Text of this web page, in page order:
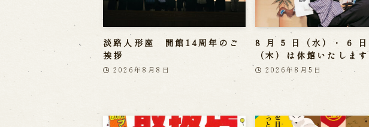
淡路人形座 開館14周年のご
挨拶
2026年8月8日
8 月 5 日（水）・ 6 日
（木）は休館いたします
2026年8月5日